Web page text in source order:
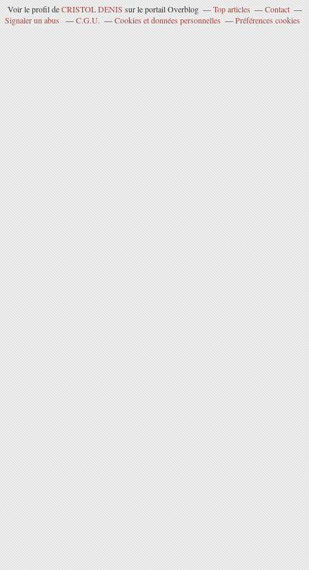
Voir le profil deCRISTOL DENIS sur le portail Overblog Top articles
Contact
Signaler un abus
C.G.U. Cookies et données personnelles Préférences cookies